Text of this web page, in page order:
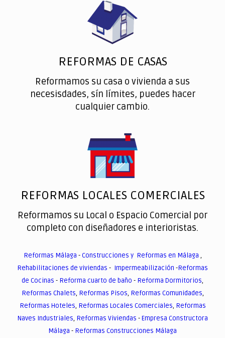
REFORMAS DE CASAS
Reformamos su casa o vivienda a sus
necesisdades, sín límites, puedes hacer
cualquier cambio.
REFORMAS LOCALES COMERCIALES
Reformamos su Local o Espacio Comercial por
completo con diseñadores e interioristas.
Reformas Málaga -Construcciones y Reformas en Málaga ,
Rehabilitaciones de viviendas - Impermeabilización -Reformas
de Cocinas - Reforma cuarto de baño - Reforma Dormitorios,
Reformas Chalets, Reformas Pisos, Reformas Comunidades,
Reformas Hoteles, Reformas Locales Comerciales, Reformas
Naves Industriales, Reformas Viviendas -Empresa Constructora
Málaga - Reformas Construcciones Málaga